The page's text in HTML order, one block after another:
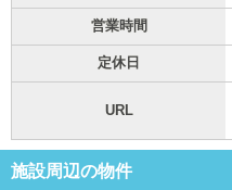
営業時間
定休日
URL
施設周辺の物件